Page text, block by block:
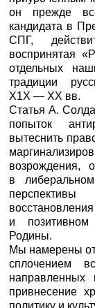
он прежде
кандидата в
СПГ,
воспринятая
отдельных
традиции
Х1Х — ХХ вв.
Статья А.
попыток
вытеснить
возрождения,
в
и позитивном
Родины.
Мы намерены
сплочением
направленных
привнесение
политику и